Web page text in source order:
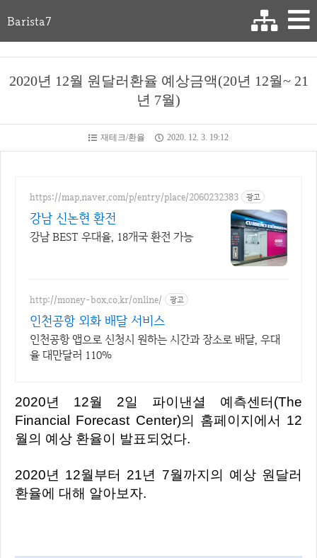
Barista7
2020년 12월 원달러환율 예상금액(20년 12월~ 21
년 7월)
재테크/환율 2020. 12. 3. 19:12
https://map.naver.com/p/entry/place/2060232383 광고
강남 신논현 환전
강남 BEST 우대율, 18개국 환전 가능
http://money-box.co.kr/online/ 광고
인천공항 외화 배달 서비스
인천공항 앱으로 신청시 원하는 시간과 장소로 배달, 우대
율 대만달러 110%
2020년 12월 2일 파이낸셜 예측센터(The
Financial Forecast Center)의 홈페이지에서 12
월의 예상 환율이 발표되었다.
2020년 12월부터 21년 7월까지의 예상 원달러
환율에 대해 알아보자.